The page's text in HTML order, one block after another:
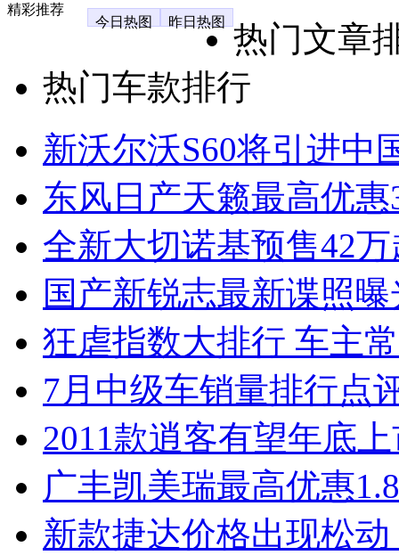
精彩推荐
今日热图
昨日热图
热门文章
热门车款排行
新沃尔沃S60将引进中
东风日产天籁最高优
全新大切诺基预售42
国产新锐志最新谍照
狂虐指数大排行 车主
7月中级车销量排行点
2011款逍客有望年底
广丰凯美瑞最高优惠
新款捷达价格出现松